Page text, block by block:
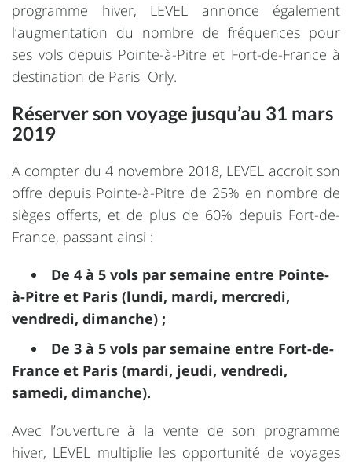
programme hiver, LEVEL annonce également
l’augmentation du nombre de fréquences pour
ses vols depuis Pointe-à-Pitre et Fort-de-France à
destination de Paris Orly.
Réserver son voyage jusqu’au 31 mars
2019
A compter du 4 novembre 2018, LEVEL accroit son
offre depuis Pointe-à-Pitre de 25% en nombre de
sièges offerts, et de plus de 60% depuis Fort-de-
France, passant ainsi :
De 4 à 5 vols par semaine entre Pointe-
à-Pitre et Paris (lundi, mardi, mercredi,
vendredi, dimanche) ;
De 3 à 5 vols par semaine entre Fort-de-
France et Paris (mardi, jeudi, vendredi,
samedi, dimanche).
Avec l’ouverture à la vente de son programme
hiver, LEVEL multiplie les opportunité de voyages